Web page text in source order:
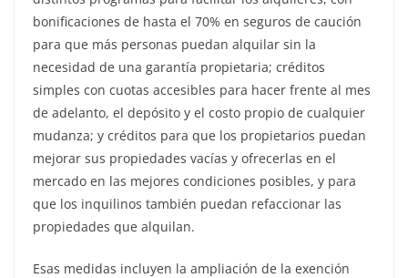
bonificaciones de hasta el 70% en seguros de caución
para que más personas puedan alquilar sin la
necesidad de una garantía propietaria; créditos
simples con cuotas accesibles para hacer frente al mes
de adelanto, el depósito y el costo propio de cualquier
mudanza; y créditos para que los propietarios puedan
mejorar sus propiedades vacías y ofrecerlas en el
mercado en las mejores condiciones posibles, y para
que los inquilinos también puedan refaccionar las
propiedades que alquilan.
Esas medidas incluyen la ampliación de la exención